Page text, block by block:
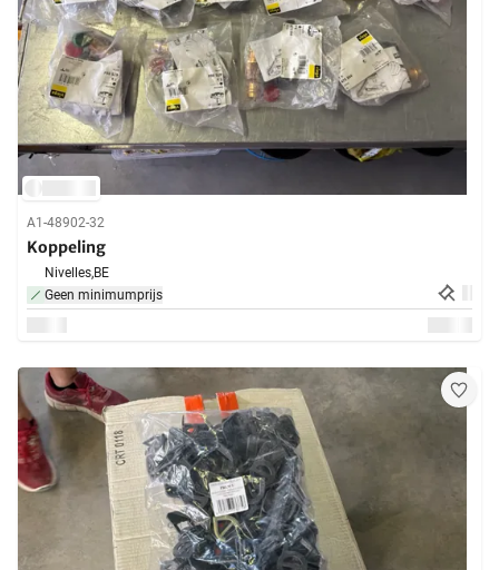
A1-48902-32
Koppeling
Nivelles,BE
Geen minimumprijs